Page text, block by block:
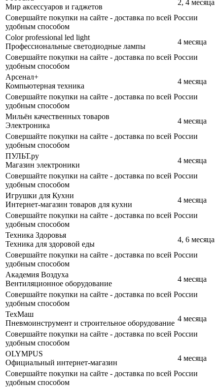
Мир аксессуаров и гаджетов
2, 4 месяца
Совершайте покупки на сайте - доставка по всей России
удобным способом
Color professional led light
Профессиональные светодиодные лампы
4 месяца
Совершайте покупки на сайте - доставка по всей России
удобным способом
Арсенал+
Компьютерная техника
4 месяца
Совершайте покупки на сайте - доставка по всей России
удобным способом
Мильён качественных товаров
Электроника
4 месяца
Совершайте покупки на сайте - доставка по всей России
удобным способом
ПУЛЬТ.ру
Магазин электроники
4 месяца
Совершайте покупки на сайте - доставка по всей России
удобным способом
Игрушки для Кухни
Интернет-магазин товаров для кухни
4 месяца
Совершайте покупки на сайте - доставка по всей России
удобным способом
Техника Здоровья
Техника для здоровой еды
4, 6 месяца
Совершайте покупки на сайте - доставка по всей России
удобным способом
Академия Воздуха
Вентиляционное оборудование
4 месяца
Совершайте покупки на сайте - доставка по всей России
удобным способом
ТехМаш
Пневмоинструмент и строительное оборудование
4 месяца
Совершайте покупки на сайте - доставка по всей России
удобным способом
OLYMPUS
Официальный интернет-магазин
4 месяца
Совершайте покупки на сайте - доставка по всей России
удобным способом